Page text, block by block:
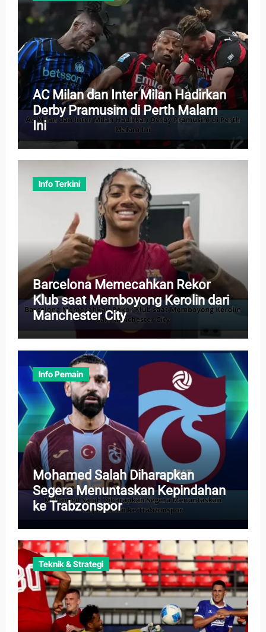
AC Milan dan Inter Milan Hadirkan
Derby Pramusim di Perth Malam
Ini
Info Terkini
Barcelona Memecahkan Rekor
Klub saat Memboyong Kerolin dari
Manchester City
Info Pemain
Mohamed Salah Diharapkan
Segera Menuntaskan Kepindahan
ke Trabzonspor
Teknik & Strategi